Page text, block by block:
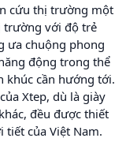
cứu thị trường một
trường với độ trẻ
ưa chuộng phong
động trong thể
khúc cần hướng tới.
Xtep, dù là giày
đều được thiết
tiết của Việt Nam.